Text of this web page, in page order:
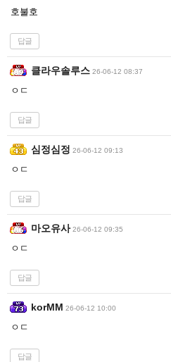
호불호
답글
클라우솔루스 26-06-12 08:37
ㅇㄷ
답글
심정심정 26-06-12 09:13
ㅇㄷ
답글
마오유사 26-06-12 09:35
ㅇㄷ
답글
korMM 26-06-12 10:00
ㅇㄷ
답글